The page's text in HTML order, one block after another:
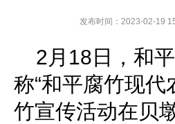
发布时间：2023-02-19
2月18日，和
称“和平腐竹现
竹宣传活动在贝